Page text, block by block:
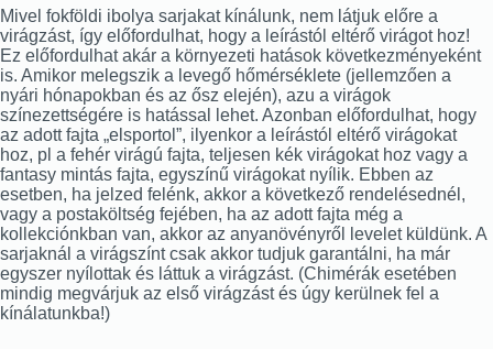
Mivel fokföldi ibolya sarjakat kínálunk, nem látjuk előre a
virágzást, így előfordulhat, hogy a leírástól eltérő virágot hoz!
Ez előfordulhat akár a környezeti hatások következményeként
is. Amikor melegszik a levegő hőmérséklete (jellemzően a
nyári hónapokban és az ősz elején), azu a virágok
színezettségére is hatással lehet. Azonban előfordulhat, hogy
az adott fajta „elsportol”, ilyenkor a leírástól eltérő virágokat
hoz, pl a fehér virágú fajta, teljesen kék virágokat hoz vagy a
fantasy mintás fajta, egyszínű virágokat nyílik. Ebben az
esetben, ha jelzed felénk, akkor a következő rendelésednél,
vagy a postaköltség fejében, ha az adott fajta még a
kollekciónkban van, akkor az anyanövényről levelet küldünk. A
sarjaknál a virágszínt csak akkor tudjuk garantálni, ha már
egyszer nyílottak és láttuk a virágzást. (Chimérák esetében
mindig megvárjuk az első virágzást és úgy kerülnek fel a
kínálatunkba!)